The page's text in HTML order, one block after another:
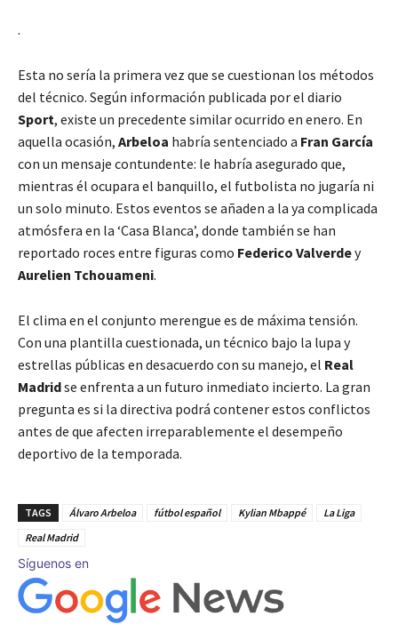
.
Esta no sería la primera vez que se cuestionan los métodos
del técnico. Según información publicada por el diario
Sport, existe un precedente similar ocurrido en enero. En
aquella ocasión, Arbeloa habría sentenciado a Fran García
con un mensaje contundente: le habría asegurado que,
mientras él ocupara el banquillo, el futbolista no jugaría ni
un solo minuto. Estos eventos se añaden a la ya complicada
atmósfera en la ‘Casa Blanca’, donde también se han
reportado roces entre figuras como Federico Valverdey
Aurelien Tchouameni.
El clima en el conjunto merengue es de máxima tensión.
Con una plantilla cuestionada, un técnico bajo la lupa y
estrellas públicas en desacuerdo con su manejo, el Real
Madridse enfrenta a un futuro inmediato incierto. La gran
pregunta es si la directiva podrá contener estos conflictos
antes de que afecten irreparablemente el desempeño
deportivo de la temporada.
TAGS Álvaro Arbeloa fútbol español Kylian Mbappé
La Liga
Real Madrid
Síguenos en